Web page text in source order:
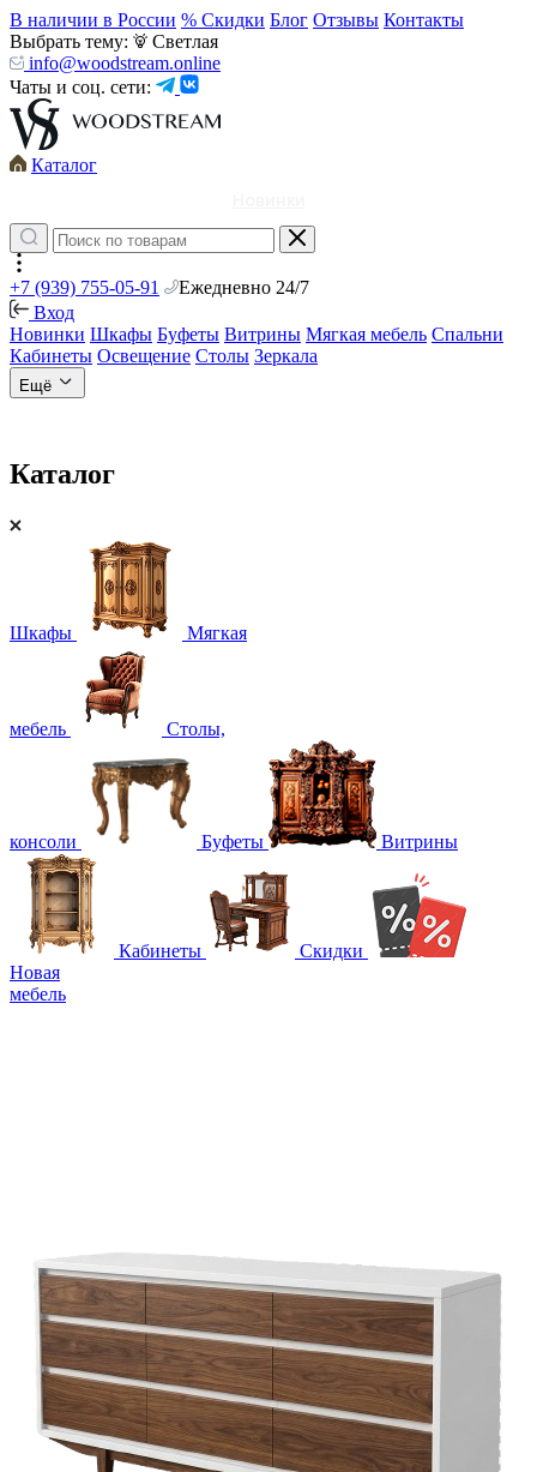
В наличии в России % Скидки Блог Отзывы Контакты
Выбрать тему:
Светлая
info@woodstream.online
Чаты и соц. сети:
Каталог
+7 (939) 755-05-91
Ежедневно 24/7
Вход
Новинки Шкафы Буфеты Витрины Мягкая мебель Спальни
Кабинеты Освещение Столы Зеркала
Ещё
Каталог
Шкафы Мягкая
мебель Столы,
консоли Буфеты Витрины
Кабинеты
Скидки
Новая
мебель